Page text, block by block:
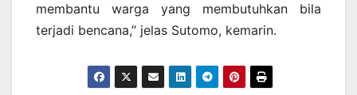
membantu warga yang membutuhkan bila
terjadi bencana,’’ jelas Sutomo, kemarin.